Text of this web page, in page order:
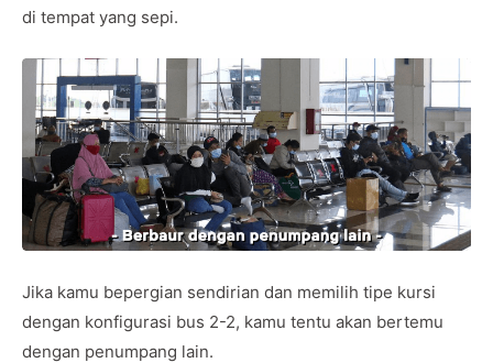
di tempat yang sepi.
Jika kamu bepergian sendirian dan memilih tipe kursi
dengan konfigurasi bus 2-2, kamu tentu akan bertemu
dengan penumpang lain.